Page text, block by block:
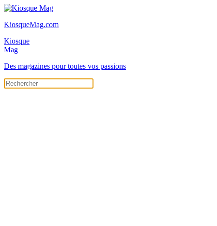
KiosqueMag.com
Kiosque
Mag
Des magazines pour toutes vos passions